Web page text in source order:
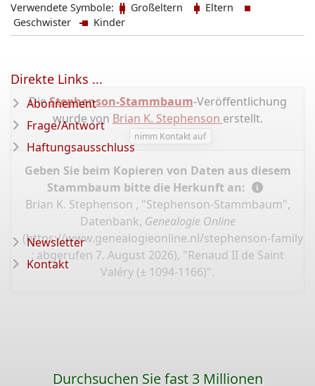
Verwendete Symbole:
Großeltern
Eltern
Geschwister
Kinder
DieStephenson-Stammbaum-Veröffentlichung
wurde von Brian K. Stephenson erstellt.
nimm Kontakt auf
Geben Sie beim Kopieren von Daten aus diesem
Stammbaum bitte die Herkunft an:
Brian K. Stephenson , "Stephenson-Stammbaum",
Datenbank, Genealogie Online
(https://www.genealogieonline.nl/stephenson-family-
: abgerufen 7. August 2026), "Renaud II de Saint
Valéry (± 1094-1166)".
Direkte Links ...
Abonnement
Frage/Antwort
Haftungsausschluss
Newsletter
Kontakt
Durchsuchen Sie fast 3 Millionen